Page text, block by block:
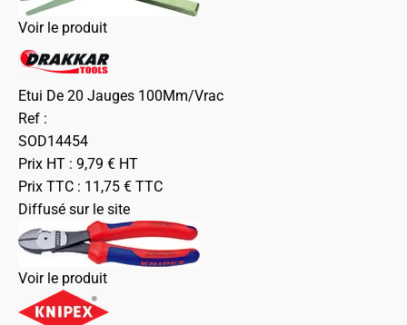
Voir le produit
Etui De 20 Jauges 100Mm/Vrac
Ref :
SOD14454
Prix HT : 9,79 € HT
Prix TTC : 11,75 € TTC
Diffusé sur le site
Voir le produit